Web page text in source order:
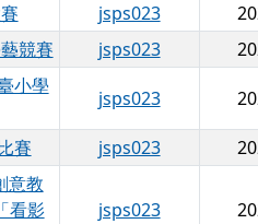
jsps023
競賽
jsps023
小學
jsps023
賽 jsps023
意教
看影
jsps023